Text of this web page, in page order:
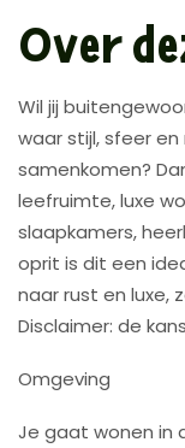
Over
Wil jij
waar stijl, sfeer
samenkomen?
leefruimte, luxe
slaapkamers,
oprit is dit een
naar rust en luxe,
Disclaimer: de
Omgeving
Je gaat wonen in